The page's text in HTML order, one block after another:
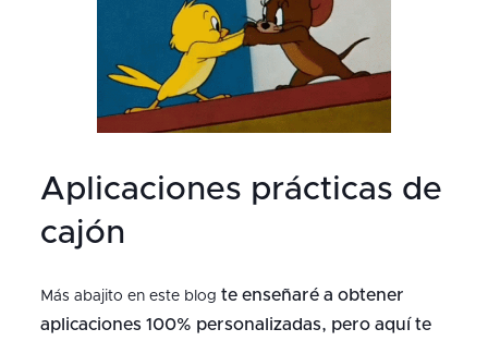
Aplicaciones prácticas de
cajón
Más abajito en este blog te enseñaré a obtener
aplicaciones 100% personalizadas, pero aquí te